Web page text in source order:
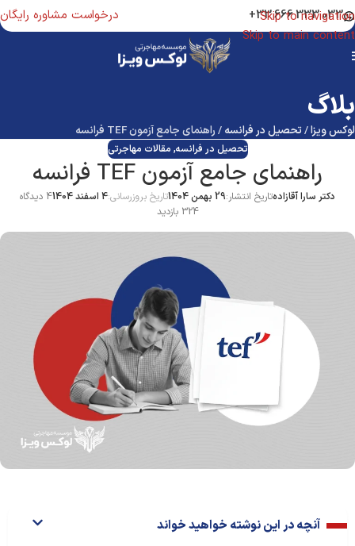
Skip to navigation
Skip to main content
033 333 666 33+ درخواست مشاوره رایگان
بلاگ
لوکس ویزا/تحصیل در فرانسه/راهنمای جامع آزمون TEF فرانسه
تحصیل در فرانسه, مقالات مهاجرتی
راهنمای جامع آزمون TEF فرانسه
دکتر سارا آقازادهتاریخ انتشار:29 بهمن 1404 تاریخ بروزرسانی:4 اسفند 1404
4 دیدگاه
324 بازدید
آنچه در این نوشته خواهید خواند